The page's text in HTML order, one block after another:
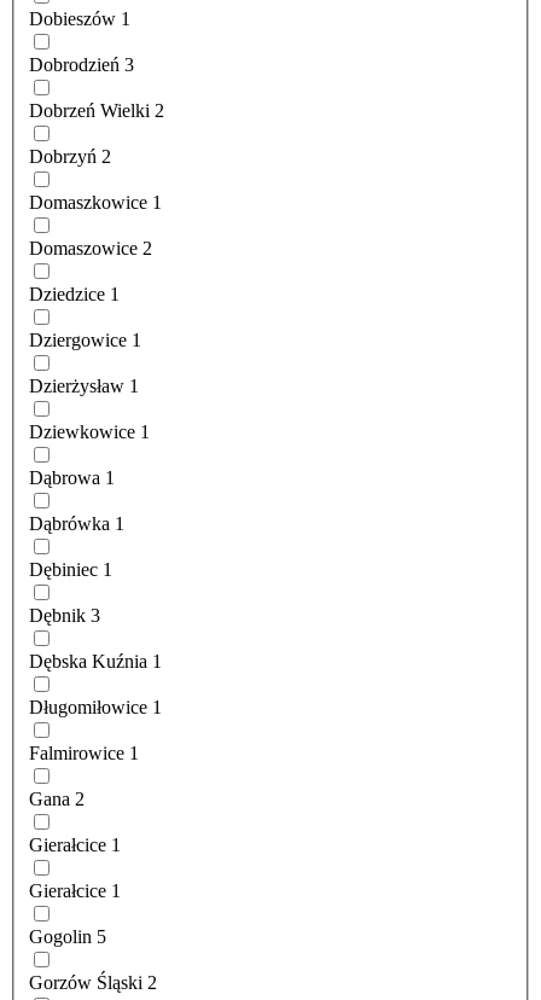
Dobieszów 1
Dobrodzień 3
Dobrzeń Wielki 2
Dobrzyń 2
Domaszkowice 1
Domaszowice 2
Dziedzice 1
Dziergowice 1
Dzierżysław 1
Dziewkowice 1
Dąbrowa 1
Dąbrówka 1
Dębiniec 1
Dębnik 3
Dębska Kuźnia 1
Długomiłowice 1
Falmirowice 1
Gana 2
Gierałcice 1
Gierałcice 1
Gogolin 5
Gorzów Śląski 2